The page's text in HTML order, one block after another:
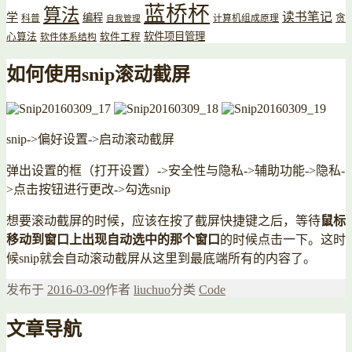
学 科普 算法 编程 自我管理 蓝桥杯 计算机组成原理 读书笔记 贪
心算法 软件体系结构 软件工程 软件项目管理
如何使用snip滚动截屏
snip->偏好设置->启动滚动截屏
弹出设置的框（打开设置）->安全性与隐私->辅助功能->隐私-
>点击按钮进行更改->勾选snip
想要滚动截屏的时候，应该在按了截屏快捷键之后，等待鼠标
移动到窗口上出现自动选中的那个窗口 的时候点击一下。这时
候snip就会自动滚动截屏从这里到最底端所有的内容了。
发布于 2016-03-09作者 liuchuo分类 Code
文章导航